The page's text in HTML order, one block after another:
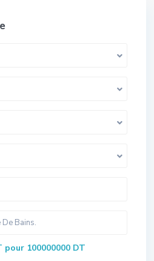
pour 100000000 DT